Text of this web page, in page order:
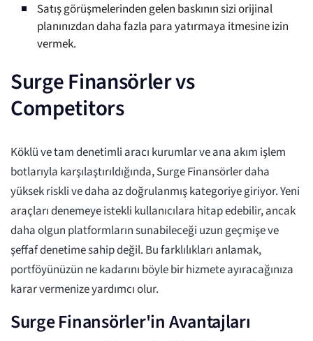
Satış görüşmelerinden gelen baskının sizi orijinal
planınızdan daha fazla para yatırmaya itmesine izin
vermek.
Surge Finansörler vs
Competitors
Köklü ve tam denetimli aracı kurumlar ve ana akım işlem
botlarıyla karşılaştırıldığında, Surge Finansörler daha
yüksek riskli ve daha az doğrulanmış kategoriye giriyor. Yeni
araçları denemeye istekli kullanıcılara hitap edebilir, ancak
daha olgun platformların sunabileceği uzun geçmişe ve
şeffaf denetime sahip değil. Bu farklılıkları anlamak,
portföyünüzün ne kadarını böyle bir hizmete ayıracağınıza
karar vermenize yardımcı olur.
Surge Finansörler'in Avantajları